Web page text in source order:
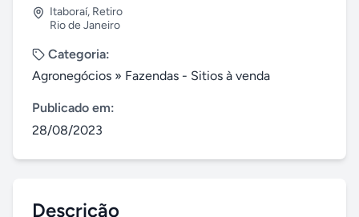
Itaboraí, Retiro
Rio de Janeiro
Categoria:
Agronegócios » Fazendas - Sitios à venda
Publicado em:
28/08/2023
Descrição